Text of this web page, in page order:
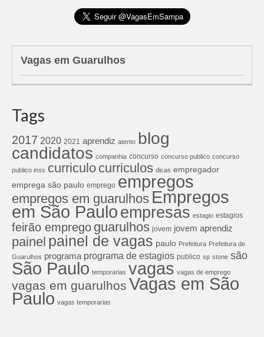
Vagas em Guarulhos
Tags
2017 2020 2021 aprendiz atento blog
candidatos companhia concurso concurso publico concurso
publico inss curriculo curriculos dicas empregador
emprega são paulo emprego empregos
empregos em guarulhos Empregos
em São Pauloempresas estagio estagios
feirão emprego guarulhos jovem jovem aprendiz
painel painel de vagas paulo Prefeitura Prefeitura de
Guarulhos programa programa de estagios publico sp stone são
São Paulo temporarias vagas vagas de emprego
vagas em guarulhos Vagas em São
Paulo vagas temporarias